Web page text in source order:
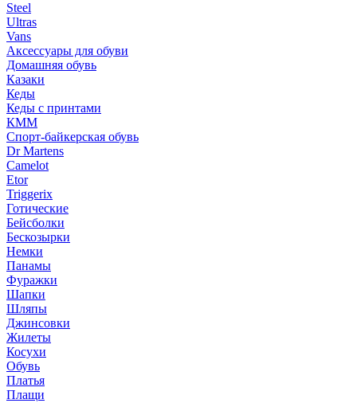
Steel
Ultras
Vans
Аксессуары для обуви
Домашняя обувь
Казаки
Кеды
Кеды с принтами
КММ
Спорт-байкерская обувь
Dr Martens
Camelot
Etor
Triggerix
Готические
Бейсболки
Бескозырки
Немки
Панамы
Фуражки
Шапки
Шляпы
Джинсовки
Жилеты
Косухи
Обувь
Платья
Плащи